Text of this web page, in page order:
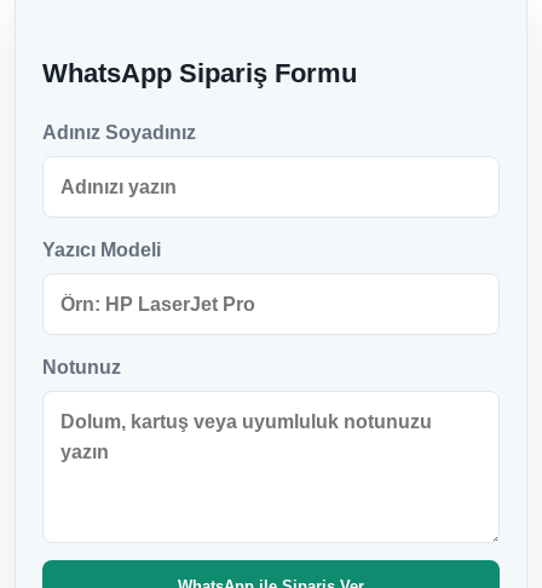
WhatsApp Sipariş Formu
Adınız Soyadınız
Yazıcı Modeli
Notunuz